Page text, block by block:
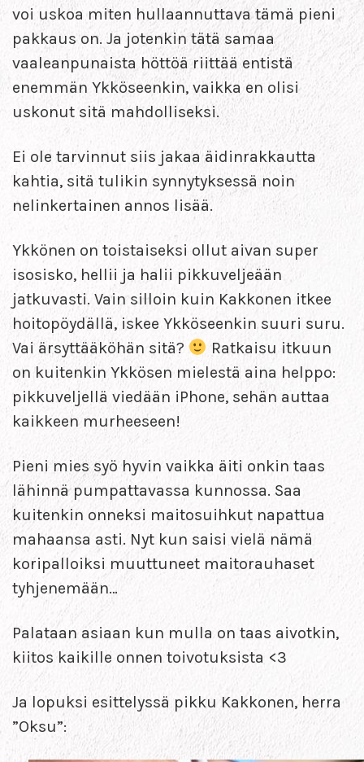
voi uskoa miten hullaannuttava tämä pieni
pakkaus on. Ja jotenkin tätä samaa
vaaleanpunaista höttöä riittää entistä
enemmän Ykköseenkin, vaikka en olisi
uskonut sitä mahdolliseksi.
Ei ole tarvinnut siis jakaa äidinrakkautta
kahtia, sitä tulikin synnytyksessä noin
nelinkertainen annos lisää.
Ykkönen on toistaiseksi ollut aivan super
isosisko, hellii ja halii pikkuveljeään
jatkuvasti. Vain silloin kuin Kakkonen itkee
hoitopöydällä, iskee Ykköseenkin suuri suru.
Vai ärsyttääköhän sitä?
Ratkaisu itkuun
on kuitenkin Ykkösen mielestä aina helppo:
pikkuveljellä viedään iPhone, sehän auttaa
kaikkeen murheeseen!
Pieni mies syö hyvin vaikka äiti onkin taas
lähinnä pumpattavassa kunnossa. Saa
kuitenkin onneksi maitosuihkut napattua
mahaansa asti. Nyt kun saisi vielä nämä
koripalloiksi muuttuneet maitorauhaset
tyhjenemään…
Palataan asiaan kun mulla on taas aivotkin,
kiitos kaikille onnen toivotuksista <3
Ja lopuksi esittelyssä pikku Kakkonen, herra
”Oksu”: